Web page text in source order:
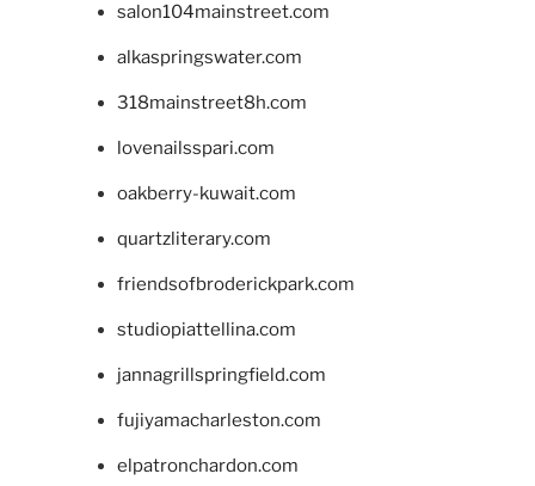
salon104mainstreet.com
alkaspringswater.com
318mainstreet8h.com
lovenailsspari.com
oakberry-kuwait.com
quartzliterary.com
friendsofbroderickpark.com
studiopiattellina.com
jannagrillspringfield.com
fujiyamacharleston.com
elpatronchardon.com